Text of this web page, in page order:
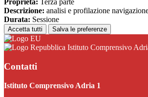
Proprieta: Terza parte
Descrizione: analisi e profilazione
Durata: Sessione
Accetta tutti Salva le preferenze
Istituto Comprensivo
Contatti
Istituto Comprensivo Adria 1